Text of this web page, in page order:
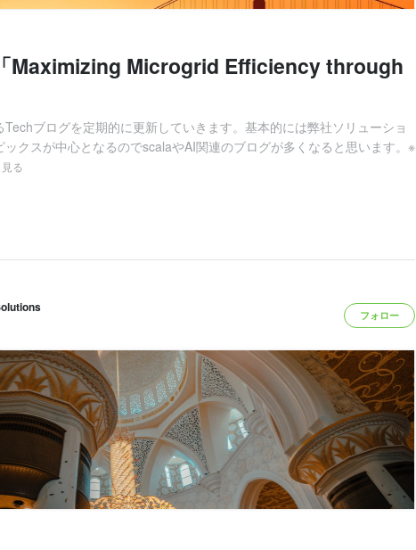
Maximizing Microgrid Efficiency through
ブログを定期的に更新していきます。基本的には弊社ソリューショ
ックスが中心となるのでscalaやAI関連のブログが多くなると思います。※
る
フォロー